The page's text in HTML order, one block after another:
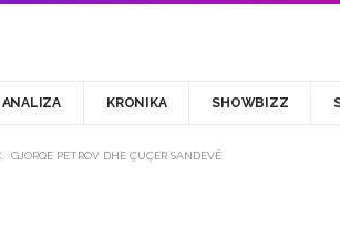
ANALIZA KRONIKA SHOWBIZZ
GJORQE PETROV DHE ÇUÇER SANDEVË